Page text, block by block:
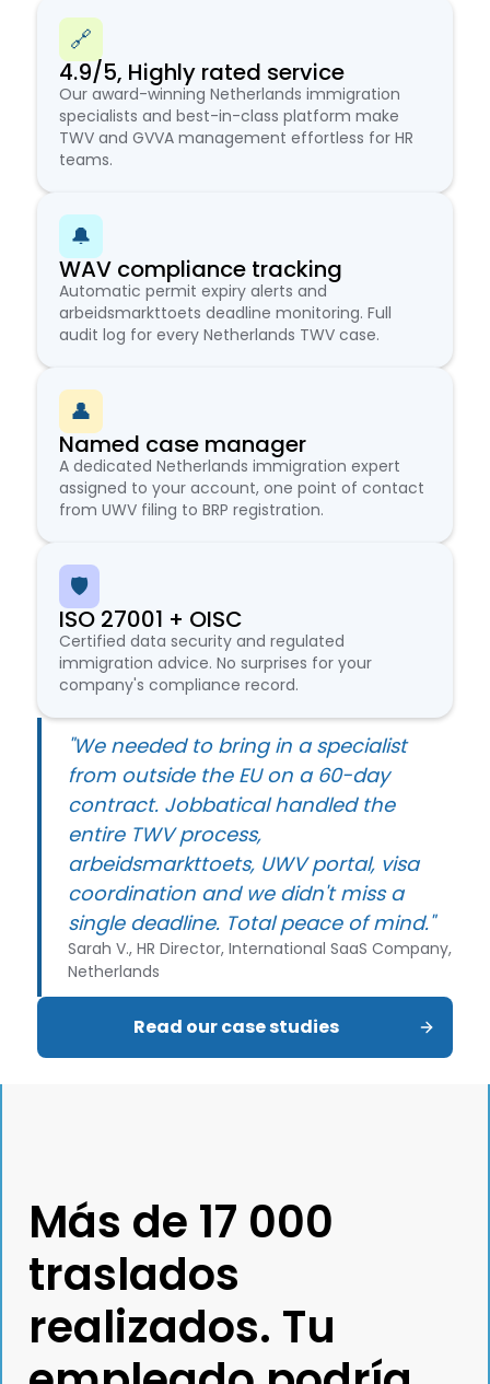
🔗
4.9/5, Highly rated service
Our award-winning Netherlands immigration
specialists and best-in-class platform make
TWV and GVVA management effortless for HR
teams.
🔔
WAV compliance tracking
Automatic permit expiry alerts and
arbeidsmarkttoets deadline monitoring. Full
audit log for every Netherlands TWV case.
👤
Named case manager
A dedicated Netherlands immigration expert
assigned to your account, one point of contact
from UWV filing to BRP registration.
🛡️
ISO 27001 + OISC
Certified data security and regulated
immigration advice. No surprises for your
company's compliance record.
"We needed to bring in a specialist
from outside the EU on a 60-day
contract. Jobbatical handled the
entire TWV process,
arbeidsmarkttoets, UWV portal, visa
coordination and we didn't miss a
single deadline. Total peace of mind."
Sarah V., HR Director, International SaaS Company,
Netherlands
Read our case studies
Más de 17 000
traslados
realizados. Tu